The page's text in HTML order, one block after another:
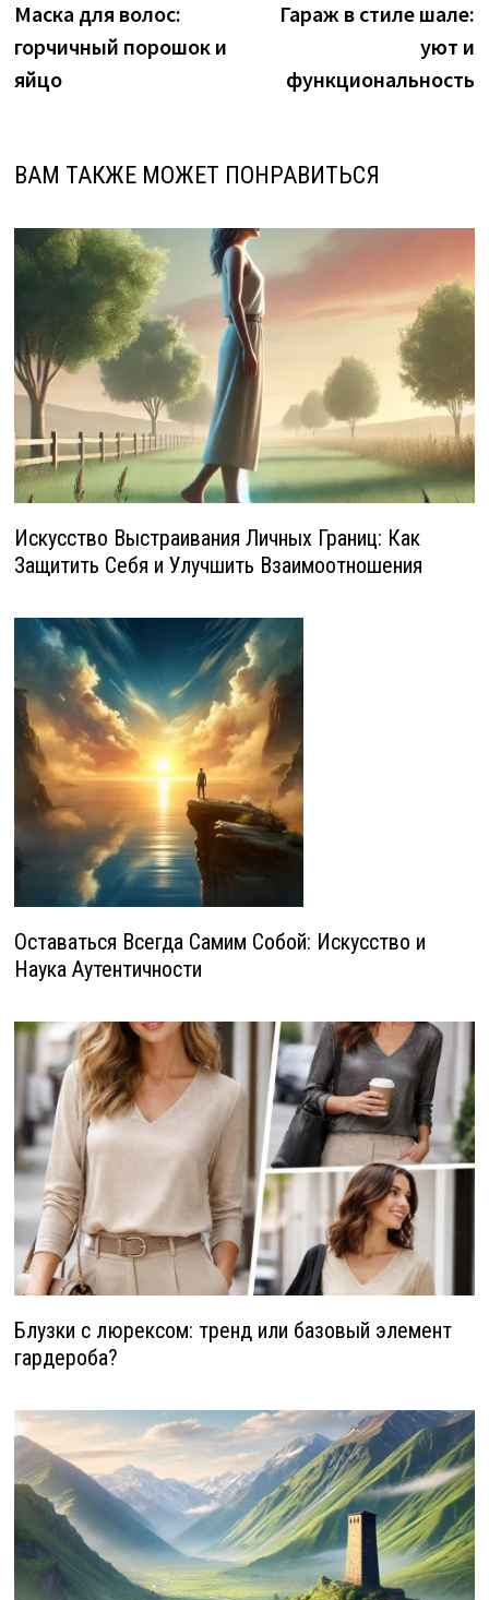
по
записям
Маска для волос:
горчичный порошок и
яйцо
Гараж в стиле шале:
уют и
функциональность
ВАМ ТАКЖЕ МОЖЕТ ПОНРАВИТЬСЯ
Искусство Выстраивания Личных Границ: Как
Защитить Себя и Улучшить Взаимоотношения
Оставаться Всегда Самим Собой: Искусство и
Наука Аутентичности
Блузки с люрексом: тренд или базовый элемент
гардероба?